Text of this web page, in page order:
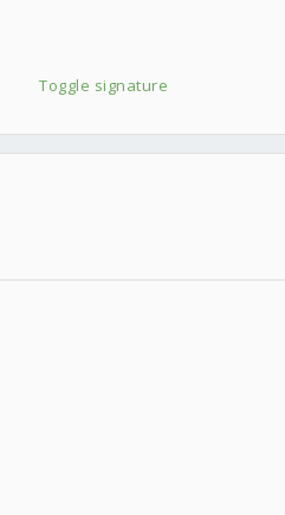
Toggle signature